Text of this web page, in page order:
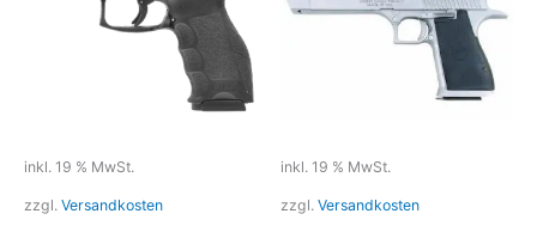
inkl. 19 % MwSt.
zzgl. Versandkosten
inkl. 19 % MwSt.
zzgl. Versandkosten